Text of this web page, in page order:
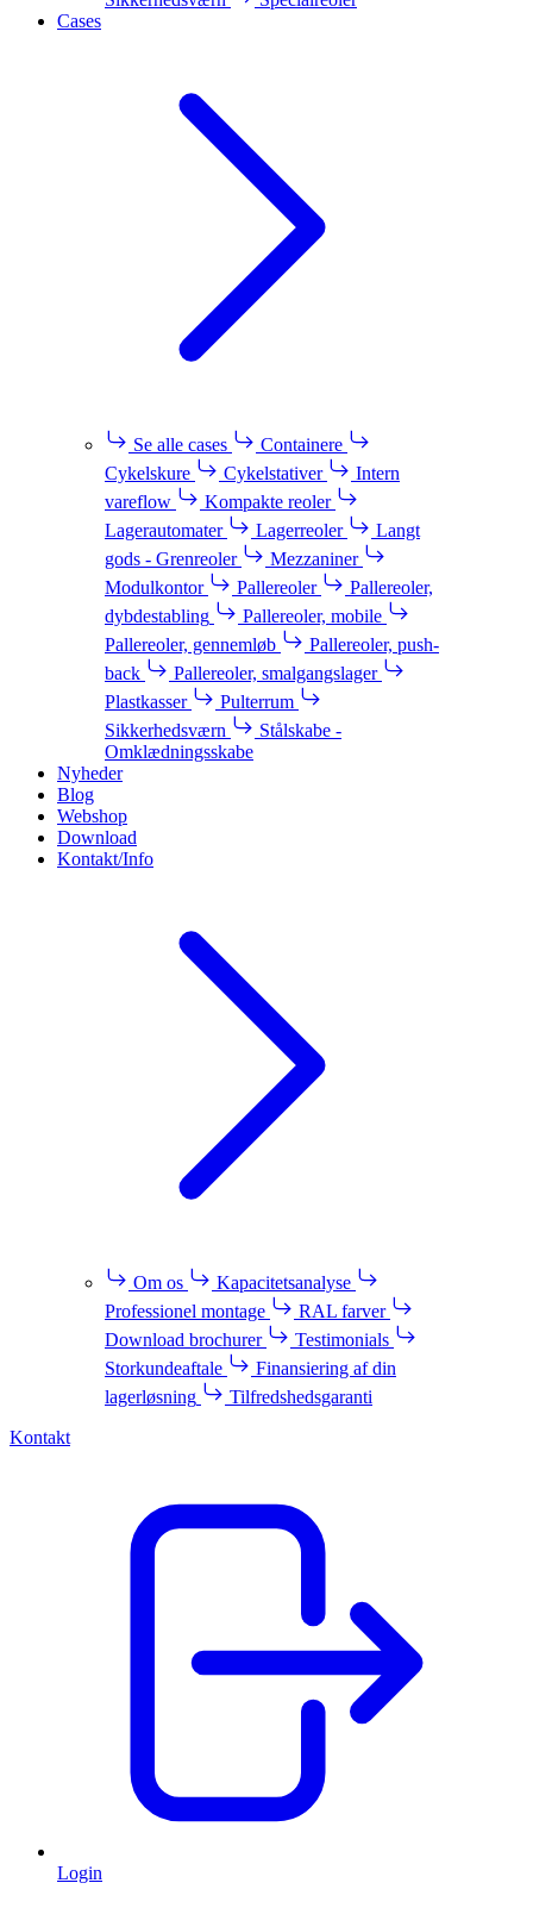
Cases
Se alle cases
Containere
Cykelskure
Cykelstativer
Intern
vareflow
Kompakte reoler
Lagerautomater
Lagerreoler
Langt
gods - Grenreoler
Mezzaniner
Modulkontor
Pallereoler
Pallereoler,
dybdestabling
Pallereoler, mobile
Pallereoler, gennemløb
Pallereoler, push-
back
Pallereoler, smalgangslager
Plastkasser
Pulterrum
Sikkerhedsværn
Stålskabe -
Omklædningsskabe
Nyheder
Blog
Webshop
Download
Kontakt/Info
Om os
Kapacitetsanalyse
Professionel montage
RAL farver
Download brochurer
Testimonials
Storkundeaftale
Finansiering af din
lagerløsning
Tilfredshedsgaranti
Kontakt
Login